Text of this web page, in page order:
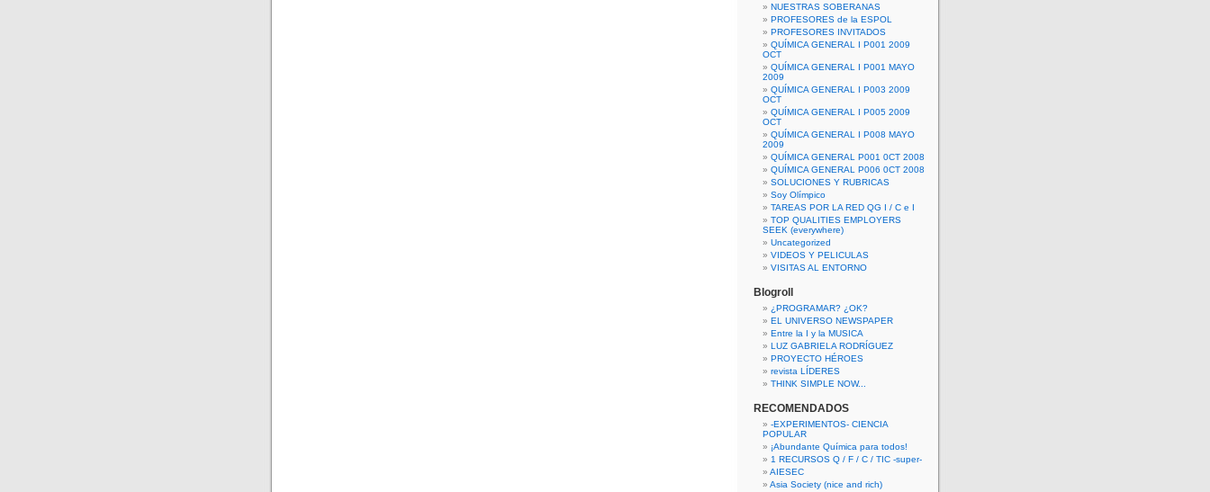
NUESTRAS SOBERANAS
PROFESORES de la ESPOL
PROFESORES INVITADOS
QUÍMICA GENERAL I P001 2009
OCT
QUÍMICA GENERAL I P001 MAYO
2009
QUÍMICA GENERAL I P003 2009
OCT
QUÍMICA GENERAL I P005 2009
OCT
QUÍMICA GENERAL I P008 MAYO
2009
QUÍMICA GENERAL P001 0CT 2008
QUÍMICA GENERAL P006 0CT 2008
SOLUCIONES Y RUBRICAS
Soy Olímpico
TAREAS POR LA RED QG I / C e I
TOP QUALITIES EMPLOYERS
SEEK (everywhere)
Uncategorized
VIDEOS Y PELICULAS
VISITAS AL ENTORNO
Blogroll
¿PROGRAMAR? ¿OK?
EL UNIVERSO NEWSPAPER
Entre la I y la MUSICA
LUZ GABRIELA RODRÍGUEZ
PROYECTO HÉROES
revista LÍDERES
THINK SIMPLE NOW...
RECOMENDADOS
-EXPERIMENTOS- CIENCIA
POPULAR
¡Abundante Química para todos!
1 RECURSOS Q / F / C / TIC -super-
AIESEC
Asia Society (nice and rich)